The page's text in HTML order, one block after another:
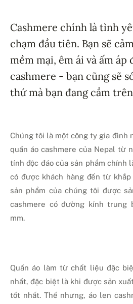
Cashmere chính là tình
chạm đầu tiên. Bạn sẽ
mềm mại, êm ái và ấm
cashmere - bạn cũng sẽ
thứ mà bạn đang cầm
Chúng tôi là một công ty gia đình
quần áo cashmere của Nepal từ
tính độc đáo của sản phẩm chính
có được khách hàng đến từ
sản phẩm của chúng tôi được
cashmere có đường kính trung
mm.
Quần áo làm từ chất liệu đặc
nhất, đặc biệt là khi được sản
tốt nhất. Thế nhưng, áo len